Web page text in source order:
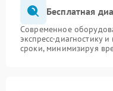
Бесплатная
Современное
экспресс-диагностику
сроки, минимизируя